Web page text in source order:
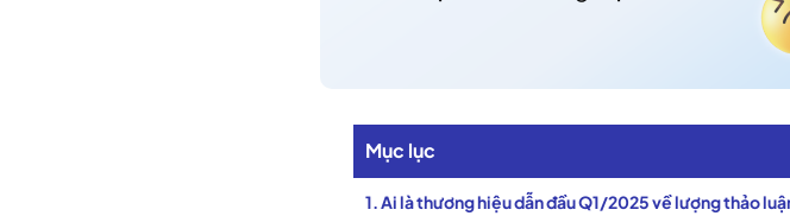
Mục lục
1. Ai là thương hiệu dẫn đầu Q1/2025 về lượng thảo